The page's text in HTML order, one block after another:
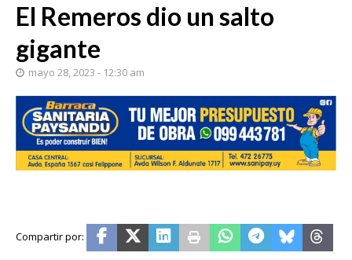
El Remeros dio un salto
gigante
mayo 28, 2023 - 12:30 am